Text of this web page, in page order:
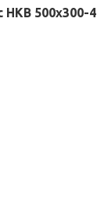
НКВ 500x300-4